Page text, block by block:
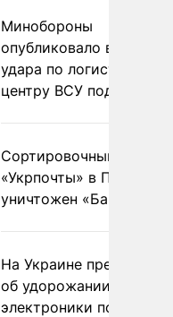
Минобороны
опубликовало видео
удара по
центру ВСУ под Киевом
Сортировочный пункт
«Укрпочты» в
уничтожен
На Украине
об удорожании
электроники после